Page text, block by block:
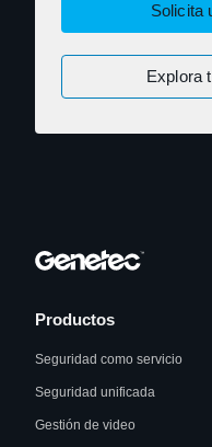
Solicita
Explora
Productos
Seguridad como servicio
Seguridad unificada
Gestión de video